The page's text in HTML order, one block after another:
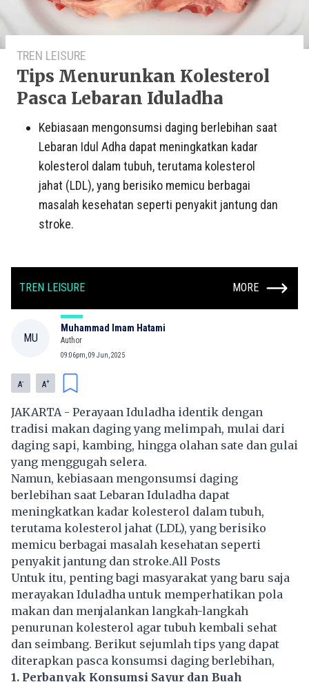
TREN LEISURE
Tips Menurunkan Kolesterol
Pasca Lebaran Iduladha
Kebiasaan mengonsumsi daging berlebihan saat
Lebaran Idul Adha dapat meningkatkan kadar
kolesterol dalam tubuh, terutama kolesterol
jahat (LDL), yang berisiko memicu berbagai
masalah kesehatan seperti penyakit jantung dan
stroke.
TREN LEISURE MORE
MU
Muhammad Imam Hatami
Author
09:06pm, 09 Jun, 2025
A- A+
JAKARTA - Perayaan Iduladha identik dengan
tradisi makan daging yang melimpah, mulai dari
daging sapi, kambing, hingga olahan sate dan gulai
yang menggugah selera.
Namun, kebiasaan mengonsumsi daging
berlebihan saat Lebaran Iduladha dapat
meningkatkan kadar kolesterol dalam tubuh,
terutama kolesterol jahat (LDL), yang berisiko
memicu berbagai masalah kesehatan seperti
penyakit jantung dan stroke.All Posts
Untuk itu, penting bagi masyarakat yang baru saja
merayakan Iduladha untuk memperhatikan pola
makan dan menjalankan langkah-langkah
penurunan kolesterol agar tubuh kembali sehat
dan seimbang. Berikut sejumlah tips yang dapat
diterapkan pasca konsumsi daging berlebihan,
1. Perbanyak Konsumsi Sayur dan Buah